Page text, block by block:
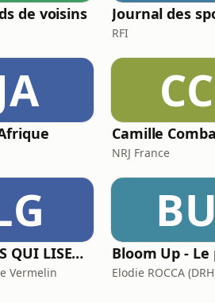
de voisins
RFI
CC
NRJ France
LES GENS QUI LISENT SONT PLUS HEUREUX
Vermelin
BU